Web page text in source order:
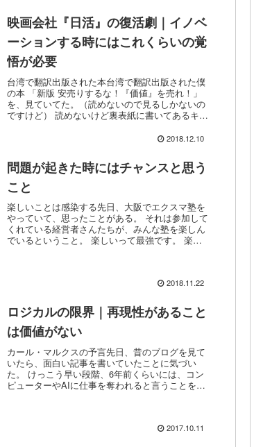
映画会社『日活』の復活劇｜イノベ
ーションする時にはこれくらいの覚
悟が必要
台湾で翻訳出版された本台湾で翻訳出版された僕
の本 「新版 安売りするな！『価値』を売れ！」
を、見ていてた。（読めないので見るしかないの
ですけど） 読めないけど裏表紙に書いてあるキー
2018.12.10
問題が起きた時にはチャンスと思う
こと
楽しいことは感染する先日、大阪でエクスマ塾を
やっていて、思ったことがある。 それは参加して
くれている経営者さんたちが、みんな塾を楽しん
でいるということ。 楽しいって最強です。 楽し
2018.11.22
ロジカルの限界｜再現性があること
は価値がない
カール・マルクスの予言先日、昔のブログを見て
いたら、面白い記事を書いていたことに気づい
た。 けっこう早い段階、6年前くらいには、コン
ピューターやAIに仕事を奪われると言うことを発
2017.10.11